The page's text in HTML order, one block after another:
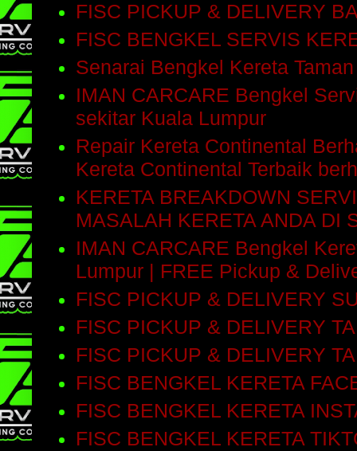
FISC PICKUP & DELIVERY
FISC BENGKEL SERVIS
Senarai Bengkel Kereta
IMAN CARCARE Bengkel
sekitar Kuala Lumpur
Repair Kereta Continental
Kereta Continental Terbaik
KERETA BREAKDOWN
MASALAH KERETA ANDA DI
IMAN CARCARE Bengkel
Lumpur | FREE Pickup &
FISC PICKUP & DELIVERY
FISC PICKUP & DELIVERY
FISC PICKUP & DELIVERY
FISC BENGKEL KERETA
FISC BENGKEL KERETA
FISC BENGKEL KERETA